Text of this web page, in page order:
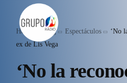
Home Blog Espectáculos
‘No
ex de Lis Vega
‘No la